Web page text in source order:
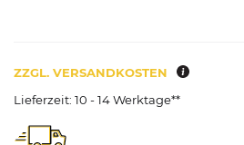
ZZGL. VERSANDKOSTEN
Lieferzeit: 10 - 14 Werktage**